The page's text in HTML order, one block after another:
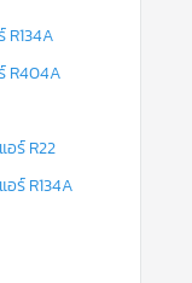
R134A
R404A
อร์ R22
ร์ R134A